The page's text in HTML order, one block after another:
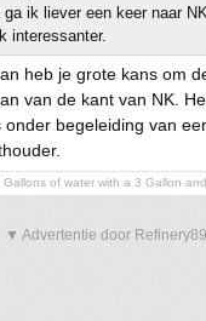
ik liever een keer naar
interessanter.
heb je grote kans om
van de kant van NK.
begeleiding van
of water with a 3 Gallon
▼ Advertentie door Refinery89